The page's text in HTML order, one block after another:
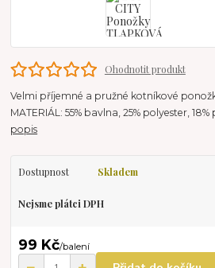
Ohodnotit produkt
Velmi příjemné a pružné kotníkové
MATERIÁL: 55% bavlna, 25% polyester,
popis
Dostupnost Skladem
Nejsme plátci DPH
99 Kč/balení